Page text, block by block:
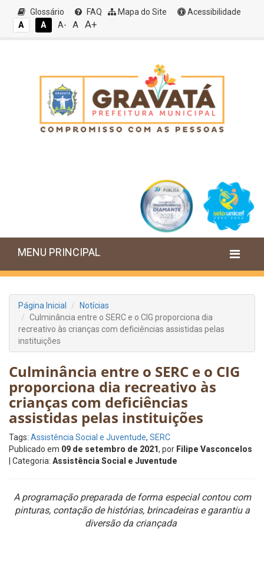
Glossário FAQ Mapa do Site
Acessibilidade
A
A A- A A+
MENU PRINCIPAL
Página Inicial
Notícias
Culminância entre o SERC e o CIG proporciona dia
recreativo às crianças com deficiências assistidas pelas
instituições
Culminância entre o SERC e o CIG
proporciona dia recreativo às
crianças com deficiências
assistidas pelas instituições
Tags: Assistência Social e Juventude, SERC
Publicado em 09 de setembro de 2021, por Filipe Vasconcelos
| Categoria: Assistência Social e Juventude
A programação preparada de forma especial contou com
pinturas, contação de histórias, brincadeiras e garantiu a
diversão da criançada